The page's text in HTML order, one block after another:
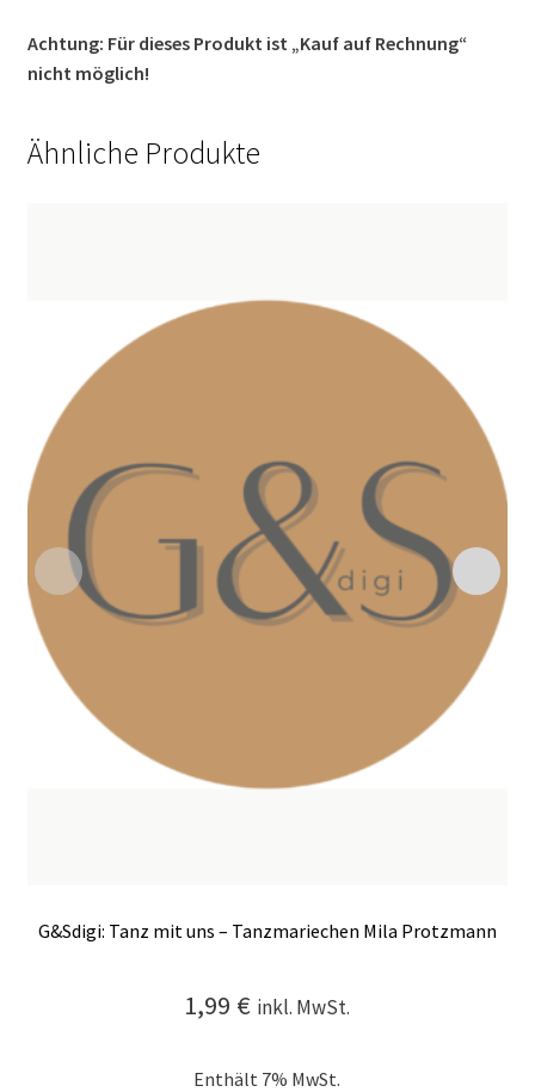
Achtung: Für dieses Produkt ist „Kauf auf Rechnung“
nicht möglich!
Ähnliche Produkte
G&Sdigi: Tanz mit uns – Tanzmariechen Mila Protzmann
1,99 € inkl. MwSt.
Enthält 7% MwSt.